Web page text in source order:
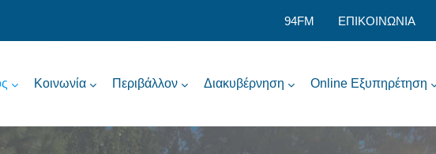
94FM ΕΠΙΚΟΙΝΩΝΙΑ
Κοινωνία Περιβάλλον Διακυβέρνηση Online Εξυπηρέτηση